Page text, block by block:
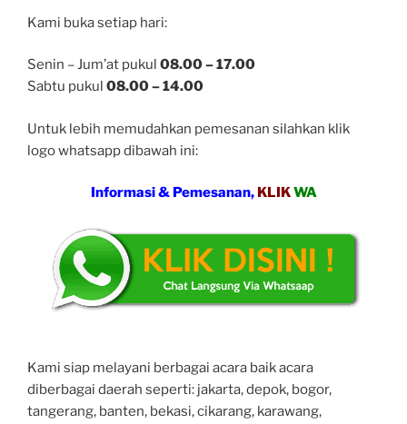
Kami buka setiap hari:
Senin – Jum’at pukul 08.00 – 17.00
Sabtu pukul 08.00 – 14.00
Untuk lebih memudahkan pemesanan silahkan klik
logo whatsapp dibawah ini:
Informasi & Pemesanan, KLIKWA
Kami siap melayani berbagai acara baik acara
diberbagai daerah seperti: jakarta, depok, bogor,
tangerang, banten, bekasi, cikarang, karawang,